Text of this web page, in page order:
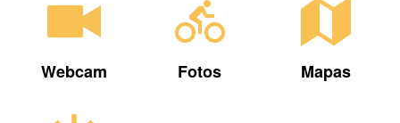
Webcam Fotos Mapas